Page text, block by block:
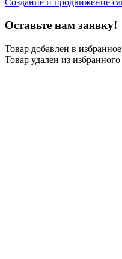
Оставьте нам заявку!
Товар добавлен в избранное
Товар удален из избранного